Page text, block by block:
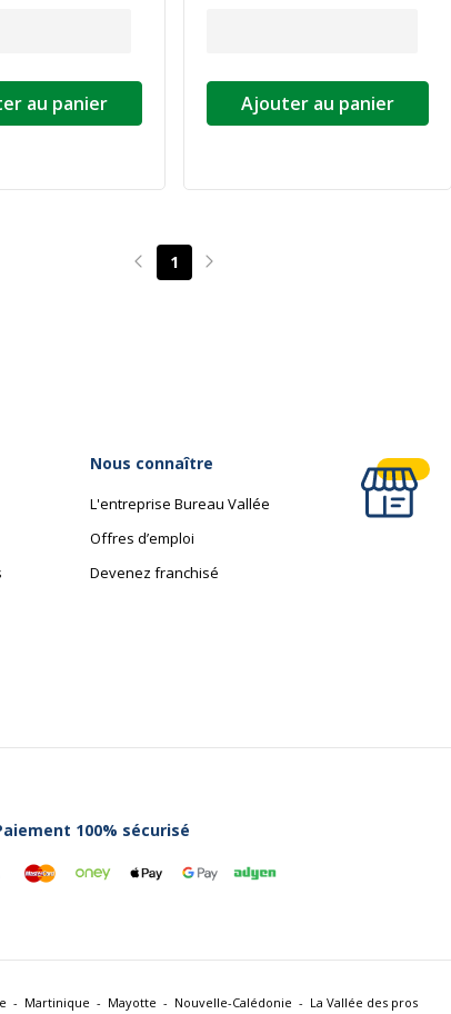
au panier Ajouter au panier
Page précédente
1 Page suivante
Nous connaître
L'entreprise Bureau Vallée
Offres d’emploi
Devenez franchisé
100% sécurisé
Martinique Mayotte Nouvelle-Calédonie La Vallée des pros